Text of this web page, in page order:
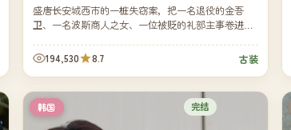
盛唐长安城西市的一桩失窃案，把一名退役的金吾
卫、一名波斯商人之女、一位被贬的礼部主事卷进了
194,530 8.7 古装
韩国 完结